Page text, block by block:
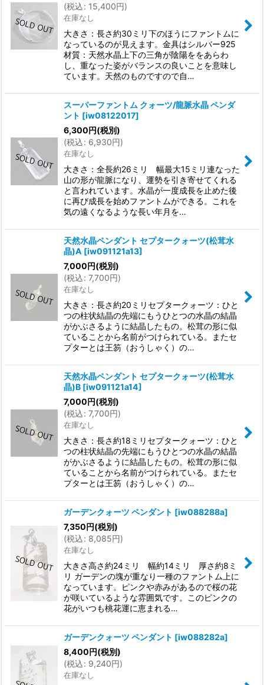
(税込: 15,400円)
在庫なし
大きさ：長さ約30ミリ下のほうにファントムに
なっているのが見えます。金具はシルバー925
材質：天然水晶上下の三角が陰陽ををあらわ
し、重なった姿がバランスの良いことを意味し
ています。天然のものですので自…
スーパーファントム クォーツ/龍脈水晶 ペンダ
ント [iw08122017]
6,300円(税別)
(税込: 6,930円)
在庫なし
大きさ：全長約26ミリ 幅最大15ミリ連なった
山の形が龍脈になり、運勢を引き寄せてくれる
と言われています。水晶が一度成長を止めた後
に再び成長を始めファントムができる。これを
気の遠くなるような長い年月を…
天然水晶ペンダント セプタークォーツ(松茸水
晶)A [iw091121a13]
7,000円(税別)
(税込: 7,700円)
在庫なし
大きさ：長さ約20ミリセプタークォーツ：ひと
つの柱状結晶の先端にもうひとつの水晶の結晶
がかぶさるように結晶したもの。松茸の形に似
ていることから名前がつけられている。またセ
プターとは王笏（おうしゃく）の…
天然水晶ペンダント セプタークォーツ(松茸水
晶)B [iw091121a14]
7,000円(税別)
(税込: 7,700円)
在庫なし
大きさ：長さ約18ミリセプタークォーツ：ひと
つの柱状結晶の先端にもうひとつの水晶の結晶
がかぶさるように結晶したもの。松茸の形に似
ていることから名前がつけられている。またセ
プターとは王笏（おうしゃく）の…
ガーデンクォーツ ペンダント [iw088288a]
7,350円(税別)
(税込: 8,085円)
在庫なし
大きさ高さ約24ミリ 幅約14ミリ 厚さ約8ミ
リ ガーデンの塊が重なり一種のファントム上に
なっています。ピンクや赤みがあるので桜の花
が咲いているような雰囲気です。このピンクの
花がいつも桃花運に恵まれる…
ガーデンクォーツ ペンダント [iw088282a]
8,400円(税別)
(税込: 9,240円)
在庫なし